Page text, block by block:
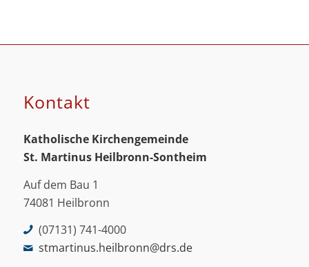
Kontakt
Katholische Kirchengemeinde
St. Martinus Heilbronn-Sontheim
Auf dem Bau 1
74081 Heilbronn
(07131) 741-4000
stmartinus.heilbronn@drs.de